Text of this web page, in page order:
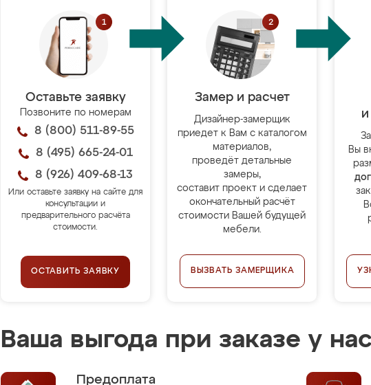
Оставьте заявку
Позвоните по номерам
8 (800) 511-89-55
8 (495) 665-24-01
8 (926) 409-68-13
Или оставьте заявку на сайте для
консультации и
предварительного расчёта
стоимости.
ОСТАВИТЬ ЗАЯВКУ
Замер и расчет
Дизайнер-замерщик
приедет к Вам с каталогом
материалов,
проведёт детальные
замеры,
составит проект и сделает
окончательный расчёт
стоимости Вашей будущей
мебели.
ВЫЗВАТЬ ЗАМЕРЩИКА
Вы
Ваша выгода при заказе у нас
Предоплата